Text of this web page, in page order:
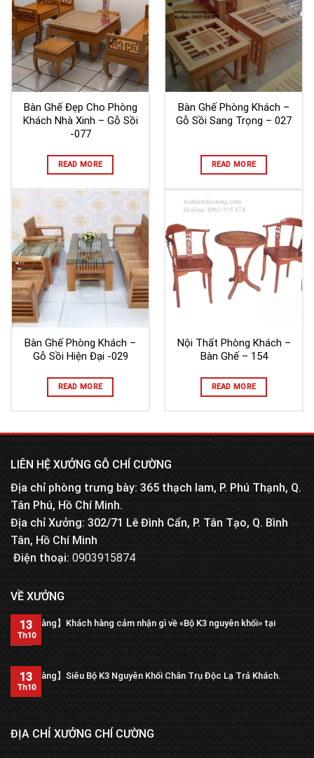
Bàn Ghế Đẹp Cho Phòng
Khách Nhà Xinh – Gỗ Sồi
-077
READ MORE
Bàn Ghế Phòng Khách –
Gỗ Sồi Sang Trọng – 027
READ MORE
Bàn Ghế Phòng Khách –
Gỗ Sồi Hiện Đại -029
READ MORE
Nội Thất Phòng Khách –
Bàn Ghế – 154
READ MORE
LIÊN HỆ XƯỞNG GỖ CHÍ CƯỜNG
Địa chỉ phòng trưng bày: 365 thạch lam, P. Phú Thạnh, Q.
Tân Phú, Hồ Chí Minh.
Địa chỉ Xưởng: 302/71 Lê Đình Cẩn, P. Tân Tạo, Q. Bình
Tân, Hồ Chí Minh
Điện thoại:0903915874
VỀ XƯỞNG
【Trả hàng】Khách hàng cảm nhận gì về «Bộ K3 nguyên khối» tại
xưởng?
13
Th10
【Trả hàng】Siêu Bộ K3 Nguyên Khối Chân Trụ Độc Lạ Trả Khách.
13
Th10
ĐỊA CHỈ XƯỞNG CHÍ CƯỜNG